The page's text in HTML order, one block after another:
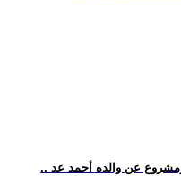
عن والده أحمد عد